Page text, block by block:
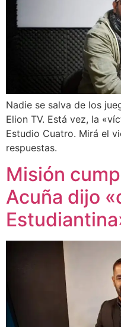
Nadie se salva de los
Elion TV. Está vez, la
Estudio Cuatro. Mirá el
respuestas.
Misión
Acuña dijo